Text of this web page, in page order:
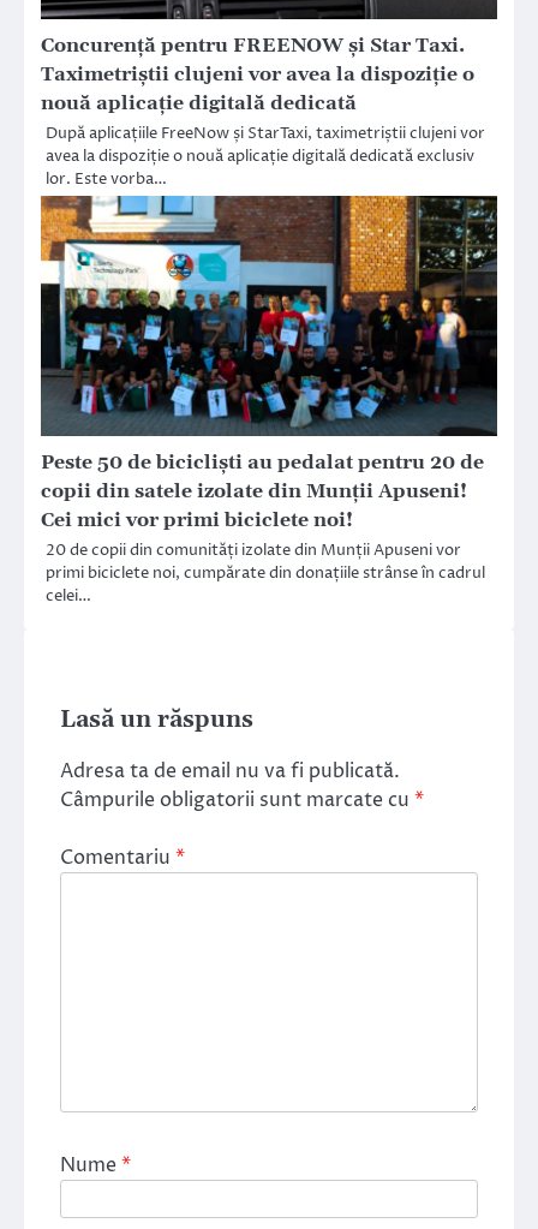
Concurență pentru FREENOW și Star Taxi.
Taximetriștii clujeni vor avea la dispoziție o
nouă aplicație digitală dedicată
După aplicațiile FreeNow și StarTaxi, taximetriștii clujeni vor
avea la dispoziție o nouă aplicație digitală dedicată exclusiv
lor. Este vorba…
Peste 50 de biciclişti au pedalat pentru 20 de
copii din satele izolate din Munţii Apuseni!
Cei mici vor primi biciclete noi!
20 de copii din comunități izolate din Munții Apuseni vor
primi biciclete noi, cumpărate din donațiile strânse în cadrul
celei…
Lasă un răspuns
Adresa ta de email nu va fi publicată.
Câmpurile obligatorii sunt marcate cu *
Comentariu *
Nume*